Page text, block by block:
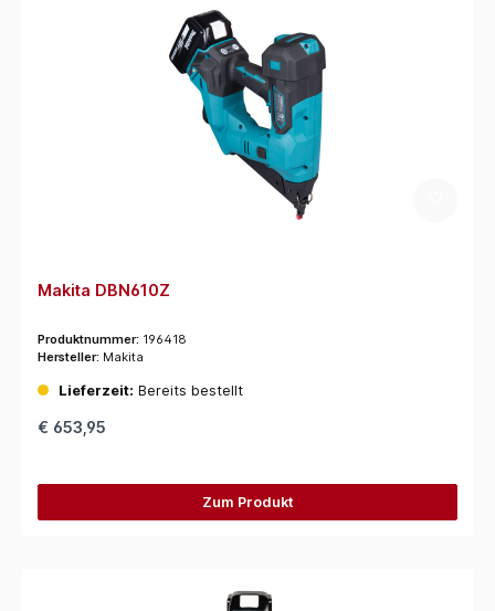
Makita DBN610Z
Produktnummer: 196418
Hersteller: Makita
Lieferzeit: Bereits bestellt
€ 653,95
Zum Produkt